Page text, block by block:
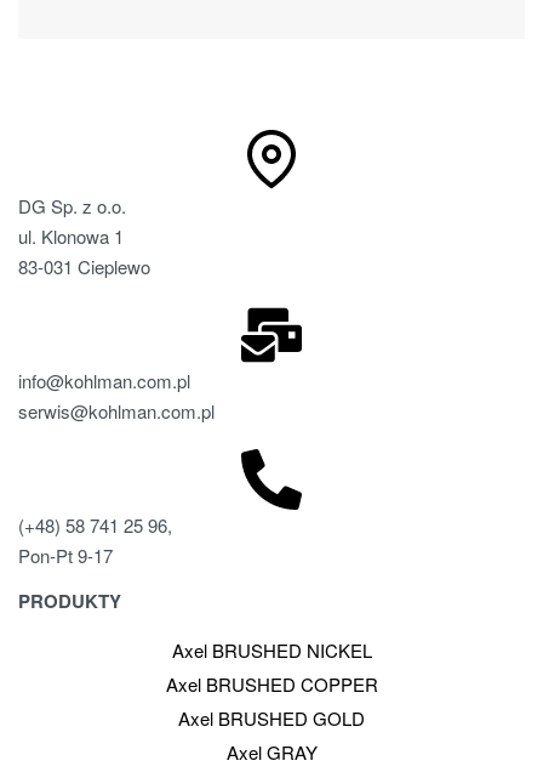
DG Sp. z o.o.
ul. Klonowa 1
83-031 Cieplewo
info@kohlman.com.pl
serwis@kohlman.com.pl
(+48) 58 741 25 96,
Pon-Pt 9-17
PRODUKTY
Axel BRUSHED NICKEL
Axel BRUSHED COPPER
Axel BRUSHED GOLD
Axel GRAY